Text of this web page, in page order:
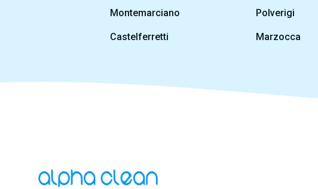
Montemarciano Polverigi
Castelferretti Marzocca